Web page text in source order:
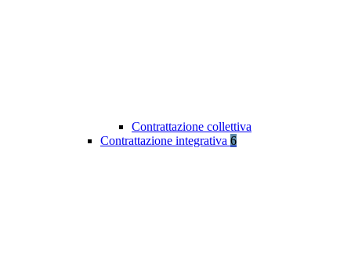
Contrattazione collettiva
Contrattazione integrativa 6